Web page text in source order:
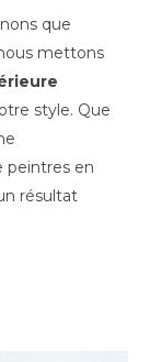
que
mettons
style. Que
peintres en
résultat